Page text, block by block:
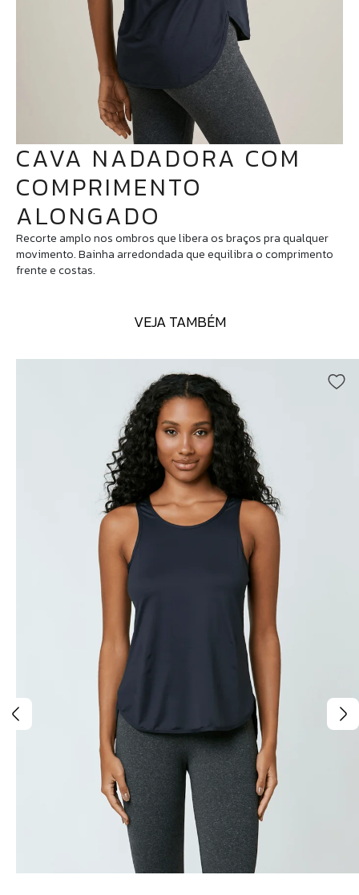
CAVA NADADORA COM
COMPRIMENTO
ALONGADO
Recorte amplo nos ombros que libera os braços pra qualquer
movimento. Bainha arredondada que equilibra o comprimento
frente e costas.
VEJA TAMBÉM